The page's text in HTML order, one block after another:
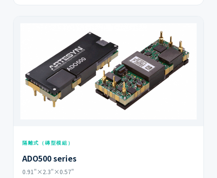
隔離式（磚型模組）
ADO500 series
0.91"×2.3"×0.57"